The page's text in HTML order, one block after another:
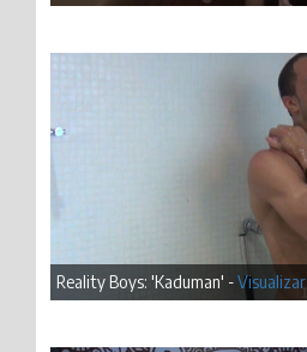
Reality Boys: 'Kaduman' -Visualizar